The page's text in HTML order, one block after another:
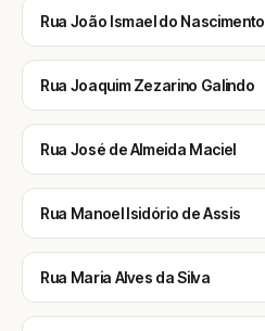
Rua João Ismael do Nascimento
Rua Joaquim Zezarino Galindo
Rua José de Almeida Maciel
Rua Manoel Isidório de Assis
Rua Maria Alves da Silva